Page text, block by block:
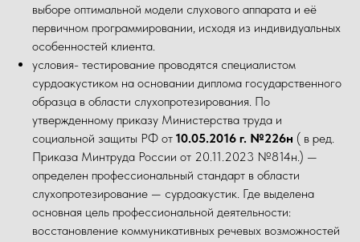
выборе оптимальной модели слухового аппарата и её
первичном программировании, исходя из индивидуальных
особенностей клиента.
условия- тестирование проводятся специалистом
сурдоакустиком на основании диплома государственного
образца в области слухопротезирования. По
утвержденному приказу Министерства труда и
социальной защиты РФ от 10.05.2016 г. №226н ( в ред.
Приказа Минтруда России от 20.11.2023 №814н.) —
определен профессиональный стандарт в области
слухопротезирование — сурдоакустик. Где выделена
основная цель профессиональной деятельности:
восстановление коммуникативных речевых возможностей